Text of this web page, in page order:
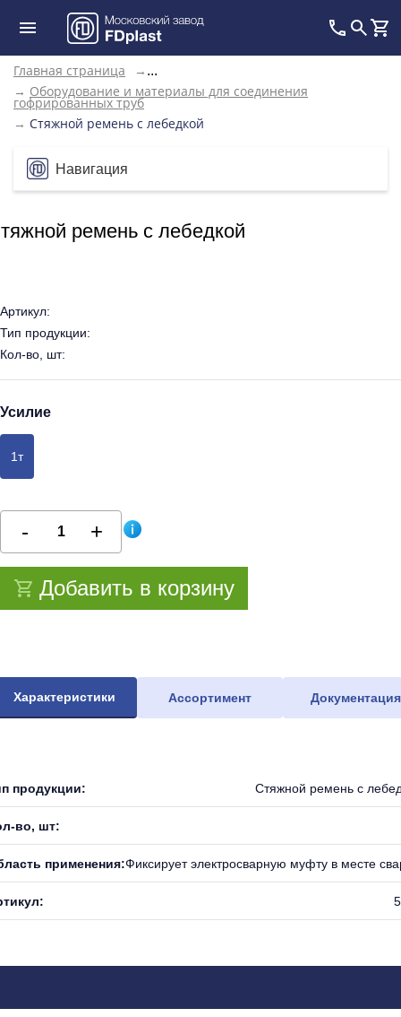
Главная страница → ...
→ Оборудование и материалы для соединения
гофрированных труб
→ Стяжной ремень с лебедкой
Навигация
ремень с лебедкой
Артикул:
Тип продукции:
Кол-во, шт:
Усилие
1т
Добавить в корзину
Характеристики Ассортимент Документация
продукции: Стяжной ремень с
во, шт:
применения:Фиксирует электросварную муфту в месте